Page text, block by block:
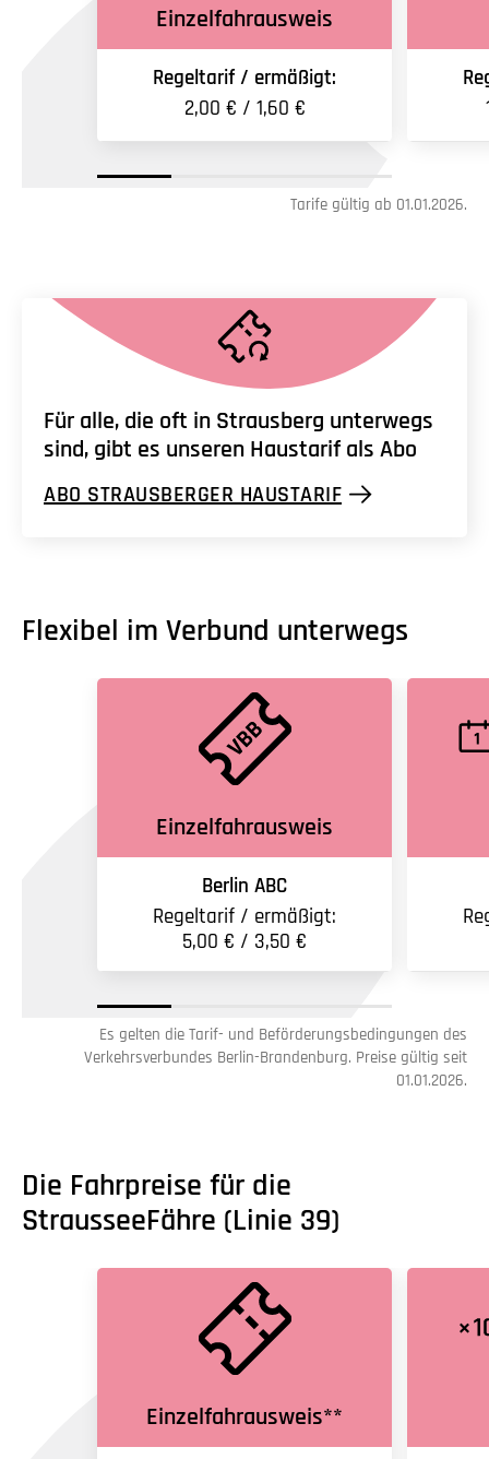
Einzelfahrausweis
Regeltarif / ermäßigt:
2,00 € / 1,60 €
Tarife gültig ab 01.01.2026.
Für alle, die oft in Strausberg unterwegs
sind, gibt es unseren Haustarif als Abo
ABO STRAUSBERGER HAUSTARIF
Flexibel im Verbund unterwegs
Einzelfahrausweis
Berlin ABC
Regeltarif / ermäßigt:
5,00 € / 3,50 €
Es gelten die Tarif- und Beförderungsbedingungen des
Verkehrsverbundes Berlin-Brandenburg. Preise gültig seit
01.01.2026.
Die Fahrpreise für die
StrausseeFähre (Linie 39)
Einzelfahrausweis**